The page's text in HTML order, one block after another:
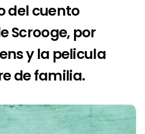
del cuento
Scrooge, por
y la pelicula
de familia.